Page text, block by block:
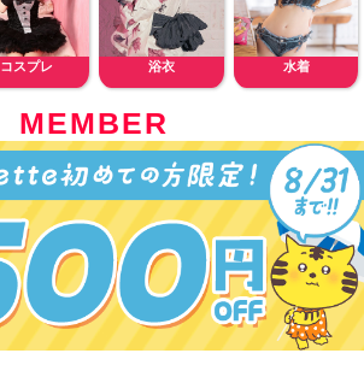
コスプレ 浴衣 水着
MEMBER